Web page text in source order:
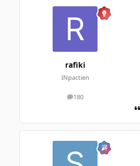
rafiki
INpactien
180
messages